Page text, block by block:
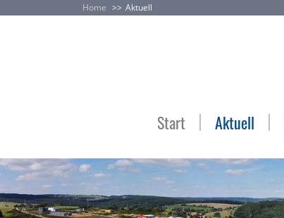
Home Aktuell
Start Aktuell